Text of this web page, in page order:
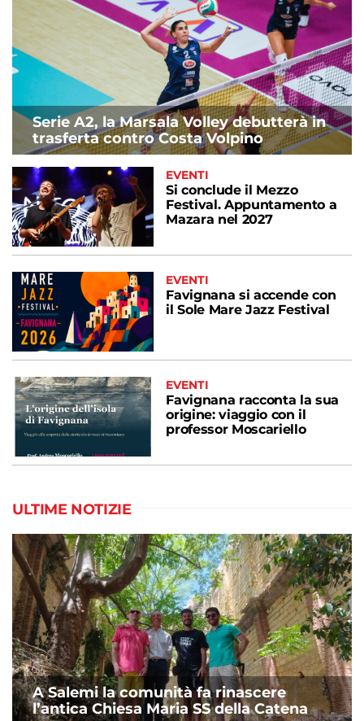
Serie A2, la Marsala Volley debutterà in
trasferta contro Costa Volpino
EVENTI
Si conclude il Mezzo
Festival. Appuntamento a
Mazara nel 2027
EVENTI
Favignana si accende con
il Sole Mare Jazz Festival
EVENTI
Favignana racconta la sua
origine: viaggio con il
professor Moscariello
ULTIME NOTIZIE
A Salemi la comunità fa rinascere
l’antica Chiesa Maria SS della Catena